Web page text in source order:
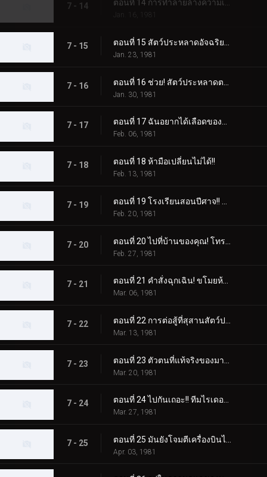
7 - 14 ตอนที่ 14 การทำลายล้างความเชื่อ แก๊สหัวเราะของศาสตราจารย์อสูร
Jan. 16, 1981
7 - 15
Jan. 23, 1981
7 - 16
Jan. 30, 1981
7 - 17 ตอนที่ 17 ฉันอยากได้เลือดของคาซึยะ! ดาบประหลาดเรียก
Feb. 06, 1981
7 - 18 ตอนที่ 18 ห้ามือเปลี่ยนไม่ได้!!
Feb. 13, 1981
7 - 19
Feb. 20, 1981
7 - 20
Feb. 27, 1981
7 - 21 ตอนที่ 21 คำสั่งฉุกเฉิน! ขโมยห้ามือ!!
Mar. 06, 1981
7 - 22
Mar. 13, 1981
7 - 23
Mar. 20, 1981
7 - 24 ตอนที่ 24 ไปกันเถอะ!! ทีมไรเดอร์รุ่นเยาว์
Mar. 27, 1981
7 - 25
Apr. 03, 1981